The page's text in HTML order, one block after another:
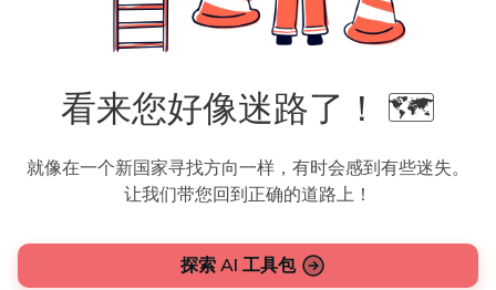
看来您好像迷路了！ 🗺️
就像在一个新国家寻找方向一样，有时会感到有些迷失。
让我们带您回到正确的道路上！
探索 AI 工具包